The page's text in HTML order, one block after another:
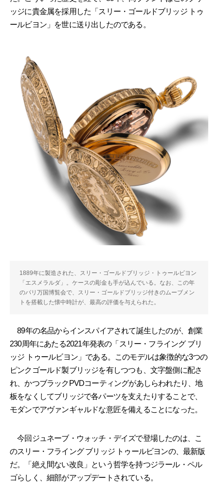
ッジに貴金属を採用した「スリー・ゴールドブリッジ トゥ
ールビヨン」を世に送り出したのである。
1889年に製造された、スリー・ゴールドブリッジ・トゥールビヨン
「エスメラルダ」。ケースの彫金も手が込んでいる。なお、この年
のパリ万国博覧会で、スリー・ゴールドブリッジ付きのムーブメン
トを搭載した懐中時計が、最高の評価を与えられた。
89年の名品からインスパイアされて誕生したのが、創業
230周年にあたる2021年発表の「スリー・フライング ブリ
ッジ トゥールビヨン」である。このモデルは象徴的な3つの
ピンクゴールド製ブリッジを有しつつも、文字盤側に配さ
れ、かつブラックPVDコーティングがあしらわれたり、地
板をなくしてブリッジで各パーツを支えたりすることで、
モダンでアヴァンギャルドな意匠を備えることになった。
今回ジュネーブ・ウォッチ・デイズで登場したのは、こ
のスリー・フライング ブリッジ トゥールビヨンの、最新版
だ。「絶え間ない改良」という哲学を持つジラール・ペル
ゴらしく、細部がアップデートされている。